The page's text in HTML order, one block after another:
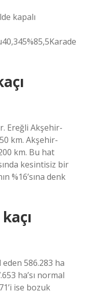
kapalı
Ereğli Akşehir-
km. Akşehir-
km. Bu hat
kesintisiz bir
%16’sına denk
eden 586.283 ha
ha’sı normal
ise bozuk